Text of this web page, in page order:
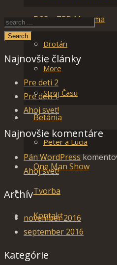
DSS a ZPB Merema
Drotári
More
Stroj Času
Betánia
Peter a Lucia
One Man Show
Tvorba
Kontakt
Search
Najnovšie články
Pre deti 2
Pre deti 1
Ahoj svet!
Najnovšie komentáre
Pán WordPress
Ahoj svet!
Archív
november 2016
september 2016
Kategórie